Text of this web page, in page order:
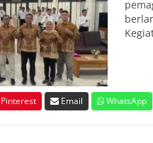
Pinterest Email WhatsApp